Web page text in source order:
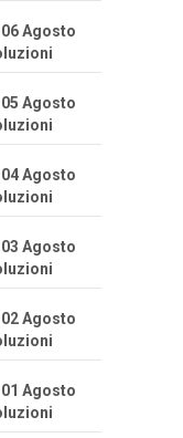
Agosto
Agosto
Agosto
Agosto
Agosto
Agosto